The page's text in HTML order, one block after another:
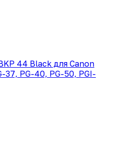
44 Black для Canon
37, PG-40, PG-50, PGI-